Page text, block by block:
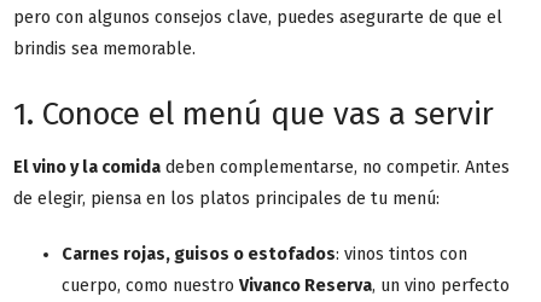
pero con algunos consejos clave, puedes asegurarte de que el
brindis sea memorable.
1. Conoce el menú que vas a servir
El vino y la comida deben complementarse, no competir. Antes
de elegir, piensa en los platos principales de tu menú:
Carnes rojas, guisos o estofados: vinos tintos con
cuerpo, como nuestro Vivanco Reserva, un vino perfecto